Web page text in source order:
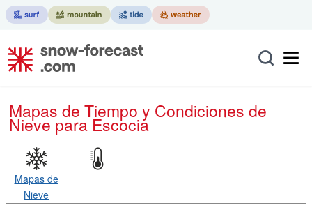
Mapas de Tiempo y Condiciones de
Nievepara Escocia
Mapas de
Nieve